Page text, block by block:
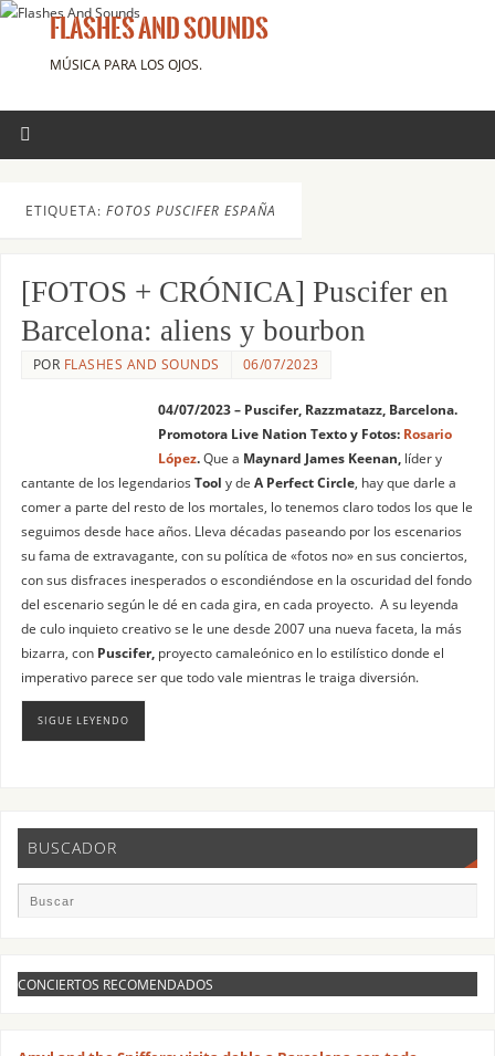
FLASHES AND SOUNDS
MÚSICA PARA LOS OJOS.
ETIQUETA: FOTOS PUSCIFER ESPAÑA
[FOTOS + CRÓNICA] Puscifer en
Barcelona: aliens y bourbon
POR FLASHES AND SOUNDS 06/07/2023
04/07/2023 – Puscifer, Razzmatazz, Barcelona.
Promotora Live Nation Texto y Fotos: Rosario
López.Que a Maynard James Keenan,líder y
cantante de los legendarios Tool y de A Perfect Circle, hay que darle a
comer a parte del resto de los mortales, lo tenemos claro todos los que le
seguimos desde hace años. Lleva décadas paseando por los escenarios
su fama de extravagante, con su política de «fotos no» en sus conciertos,
con sus disfraces inesperados o escondiéndose en la oscuridad del fondo
del escenario según le dé en cada gira, en cada proyecto. A su leyenda
de culo inquieto creativo se le une desde 2007 una nueva faceta, la más
bizarra, conPuscifer,proyecto camaleónico en lo estilístico donde el
imperativo parece ser que todo vale mientras le traiga diversión.
SIGUE LEYENDO
BUSCADOR
CONCIERTOS RECOMENDADOS